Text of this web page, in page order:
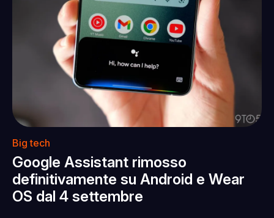
Big tech
Google Assistant rimosso
definitivamente su Android e Wear
OS dal 4 settembre